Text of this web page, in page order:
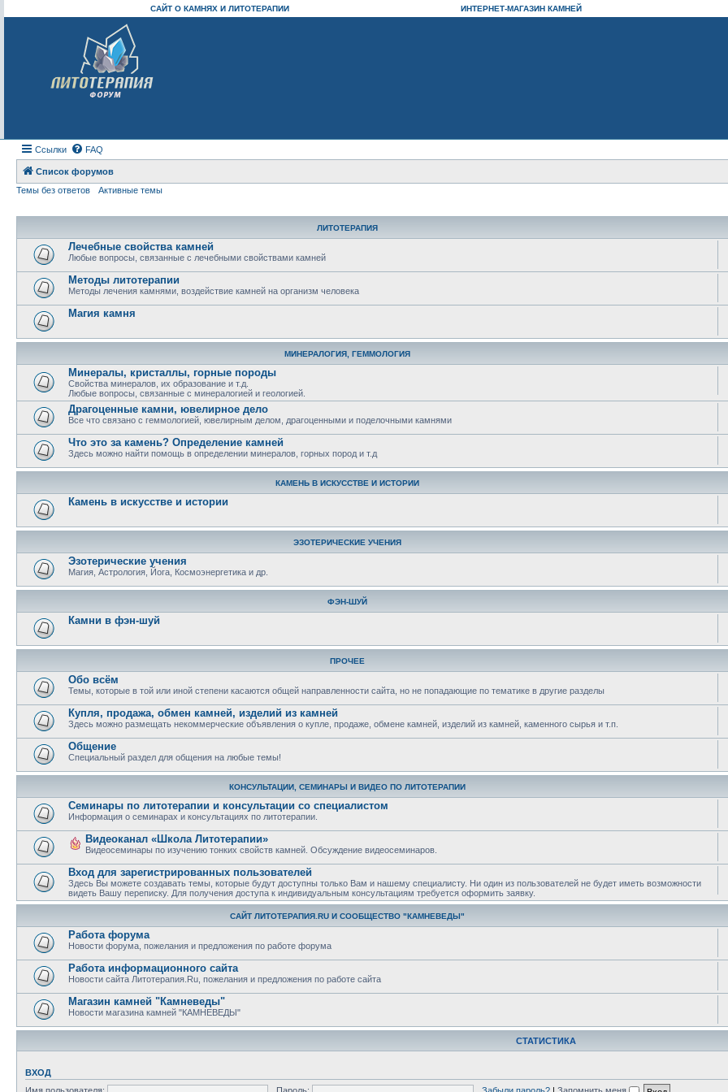
САЙТ О КАМНЯХ И ЛИТОТЕРАПИИ ИНТЕРНЕТ-МАГАЗИН КАМНЕЙ
Ссылки FAQ
Список форумов
Темы без ответов
Активные темы
ЛИТОТЕРАПИЯ
Лечебные свойства камней
Любые вопросы, связанные с лечебными свойствами камней
Методы литотерапии
Методы лечения камнями, воздействие камней на организм человека
Магия камня
МИНЕРАЛОГИЯ, ГЕММОЛОГИЯ
Минералы, кристаллы, горные породы
Свойства минералов, их образование и т.д.
Любые вопросы, связанные с минералогией и геологией.
Драгоценные камни, ювелирное дело
Все что связано с геммологией, ювелирным делом, драгоценными и поделочными камнями
Что это за камень? Определение камней
Здесь можно найти помощь в определении минералов, горных пород и т.д
КАМЕНЬ В ИСКУССТВЕ И ИСТОРИИ
Камень в искусстве и истории
ЭЗОТЕРИЧЕСКИЕ УЧЕНИЯ
Эзотерические учения
Магия, Астрология, Йога, Космоэнергетика и др.
ФЭН-ШУЙ
Камни в фэн-шуй
ПРОЧЕЕ
Обо всём
Темы, которые в той или иной степени касаются общей направленности сайта, но не попадающие по тематике в другие разделы
Купля, продажа, обмен камней, изделий из камней
Здесь можно размещать некоммерческие объявления о купле, продаже, обмене камней, изделий из камней, каменного сырья и т.п.
Общение
Специальный раздел для общения на любые темы!
КОНСУЛЬТАЦИИ, СЕМИНАРЫ И ВИДЕО ПО ЛИТОТЕРАПИИ
Семинары по литотерапии и консультации со специалистом
Информация о семинарах и консультациях по литотерапии.
Видеоканал «Школа Литотерапии»
Видеосеминары по изучению тонких свойств камней. Обсуждение видеосеминаров.
Вход для зарегистрированных пользователей
Здесь Вы можете создавать темы, которые будут доступны только Вам и нашему специалисту. Ни один из пользователей не будет иметь возможности
видеть Вашу переписку. Для получения доступа к индивидуальным консультациям требуется оформить заявку.
САЙТ ЛИТОТЕРАПИЯ.RU И СООБЩЕСТВО "КАМНЕВЕДЫ"
Работа форума
Новости форума, пожелания и предложения по работе форума
Работа информационного сайта
Новости сайта Литотерапия.Ru, пожелания и предложения по работе сайта
Магазин камней "Камневеды"
Новости магазина камней "КАМНЕВЕДЫ"
СТАТИСТИКА
ВХОД